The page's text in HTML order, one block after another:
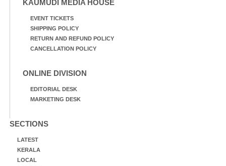
KAUMUDI MEDIA HOUSE
EVENT TICKETS
SHIPPING POLICY
RETURN AND REFUND POLICY
CANCELLATION POLICY
ONLINE DIVISION
EDITORIAL DESK
MARKETING DESK
SECTIONS
LATEST
KERALA
LOCAL